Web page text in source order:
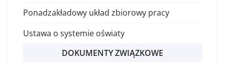
Ponadzakładowy układ zbiorowy pracy
Ustawa o systemie oświaty
DOKUMENTY ZWIĄZKOWE